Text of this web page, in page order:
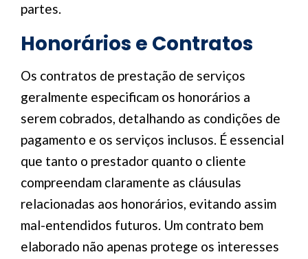
partes.
Honorários e Contratos
Os contratos de prestação de serviços
geralmente especificam os honorários a
serem cobrados, detalhando as condições de
pagamento e os serviços inclusos. É essencial
que tanto o prestador quanto o cliente
compreendam claramente as cláusulas
relacionadas aos honorários, evitando assim
mal-entendidos futuros. Um contrato bem
elaborado não apenas protege os interesses